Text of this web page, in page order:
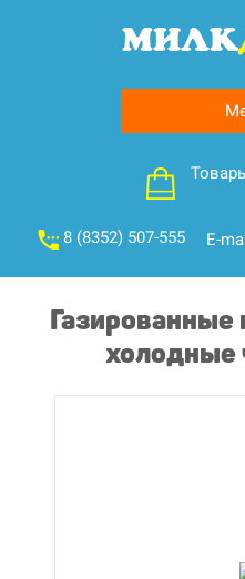
8 (8352) 507-555 E-
Газированные
холодные